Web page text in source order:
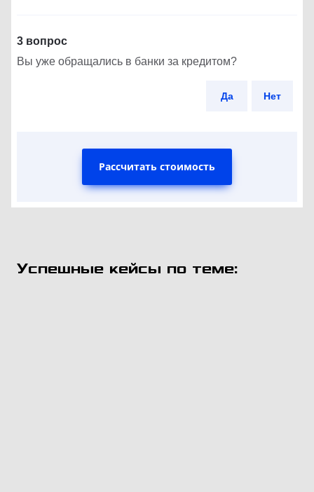
3 вопрос
Вы уже обращались в банки за кредитом?
Да Нет
Рассчитать стоимость
Успешные кейсы по теме: